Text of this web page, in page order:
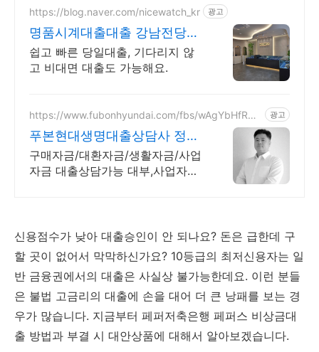
https://blog.naver.com/nicewatch_kr 광고
명품시계대출대출 강남전당포
나이스전당포
쉽고 빠른 당일대출, 기다리지 않
고 비대면 대출도 가능해요.
https://www.fubonhyundai.com/fbs/wAgYbHfRW
광고
푸본현대생명대출상담사 정종
욱
구매자금/대환자금/생활자금/사업
자금 대출상담가능 대부,사업자대
신용점수가 낮아 대출승인이 안 되나요? 돈은 급한데 구
할 곳이 없어서 막막하신가요? 10등급의 최저신용자는 일
반 금융권에서의 대출은 사실상 불가능한데요. 이런 분들
은 불법 고금리의 대출에 손을 대어 더 큰 낭패를 보는 경
우가 많습니다. 지금부터 페퍼저축은행 페퍼스 비상금대
출 방법과 부결 시 대안상품에 대해서 알아보겠습니다.